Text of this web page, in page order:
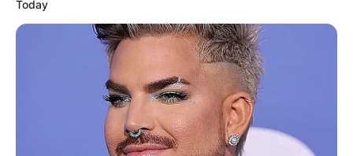
57 Kata-Kata Menyambut
Tahun Baru, Semangat
50 Kata-Kata Bulan Maret
yang Penuh Makna dan
Motivasi
Today